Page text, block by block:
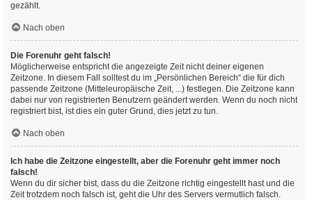
gezählt.
Nach oben
Die Forenuhr geht falsch!
Möglicherweise entspricht die angezeigte Zeit nicht deiner eigenen
Zeitzone. In diesem Fall solltest du im „Persönlichen Bereich“ die für dich
passende Zeitzone (Mitteleuropäische Zeit, ...) festlegen. Die Zeitzone kann
dabei nur von registrierten Benutzern geändert werden. Wenn du noch nicht
registriert bist, ist dies ein guter Grund, dies jetzt zu tun.
Nach oben
Ich habe die Zeitzone eingestellt, aber die Forenuhr geht immer noch
falsch!
Wenn du dir sicher bist, dass du die Zeitzone richtig eingestellt hast und die
Zeit trotzdem noch falsch ist, geht die Uhr des Servers vermutlich falsch.